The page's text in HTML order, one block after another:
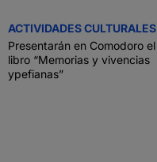
ACTIVIDADES CULTURALES
Presentarán en Comodoro el
libro “Memorias y vivencias
ypefianas”